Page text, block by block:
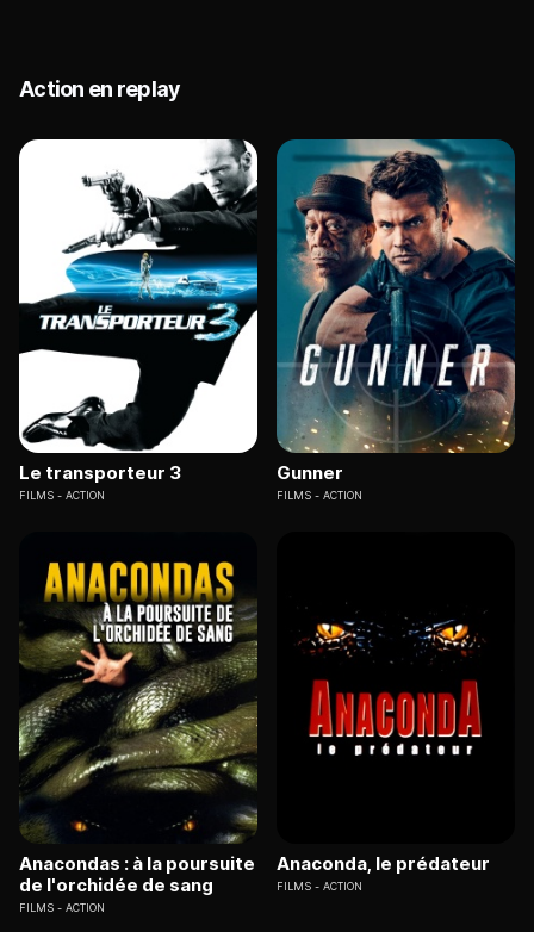
Action en replay
Le transporteur 3
FILMS ACTION
Gunner
FILMS ACTION
Anacondas : à la poursuite
de l'orchidée de sang
FILMS ACTION
Anaconda, le prédateur
FILMS ACTION